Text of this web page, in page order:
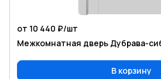
от 10 440 ₽/шт
Межкомнатная дверь Дубрава-
В корзину